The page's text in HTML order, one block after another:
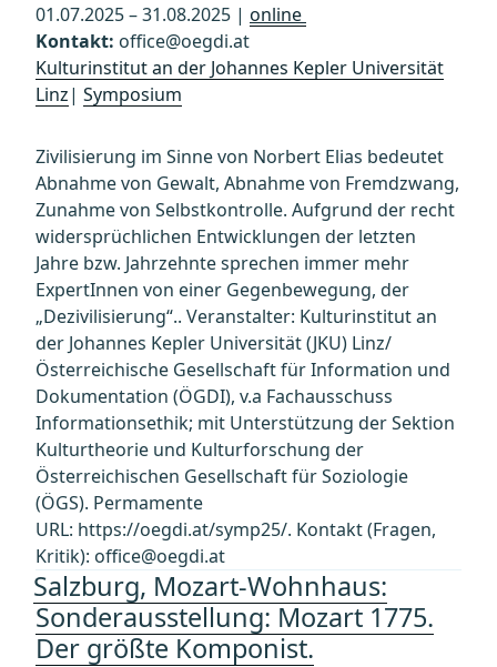
01.07.2025 – 31.08.2025 | online
Kontakt: office@oegdi.at
Kulturinstitut an der Johannes Kepler Universität
Linz| Symposium
Zivilisierung im Sinne von Norbert Elias bedeutet
Abnahme von Gewalt, Abnahme von Fremdzwang,
Zunahme von Selbstkontrolle. Aufgrund der recht
widersprüchlichen Entwicklungen der letzten
Jahre bzw. Jahrzehnte sprechen immer mehr
ExpertInnen von einer Gegenbewegung, der
„Dezivilisierung“.. Veranstalter: Kulturinstitut an
der Johannes Kepler Universität (JKU) Linz/
Österreichische Gesellschaft für Information und
Dokumentation (ÖGDI), v.a Fachausschuss
Informationsethik; mit Unterstützung der Sektion
Kulturtheorie und Kulturforschung der
Österreichischen Gesellschaft für Soziologie
(ÖGS). Permamente
URL: https://oegdi.at/symp25/. Kontakt (Fragen,
Kritik): office@oegdi.at
Salzburg, Mozart-Wohnhaus:
Sonderausstellung: Mozart 1775.
Der größte Komponist.